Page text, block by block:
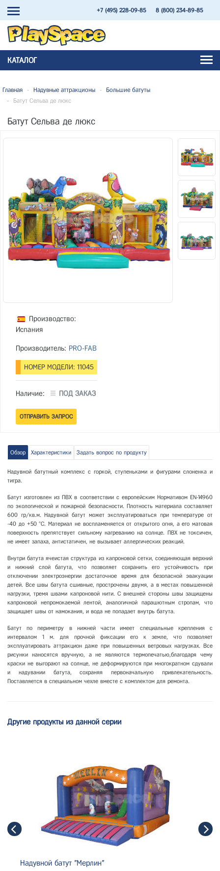
+7 (495) 228-09-85 8 (800) 234-89-85
КАТАЛОГ
Главная - Надувные аттракционы -
Большие батуты
-
Батут Сельва де люкс
Батут Сельва де люкс
Производство:
Испания
Производитель: PRO-FAB
НОМЕР МОДЕЛИ: 11045
Наличие: ПОД ЗАКАЗ
Обзор Характеристики Задать вопрос по продукту
Надувной батутный комплекс с горкой, ступеньками и фигурами слоненка и
тигра.
Батут изготовлен из ПВХ в соответствии с европейским Нормативом ЕN-14960
по экологической и пожарной безопасности. Плотность материала составляет
600 гр/кв.м. Надувной батут может эксплуатироваться при температуре от
-40 до +50 °С. Материал не воспламеняется от открытого огня, а его матовая
поверхность препятствует сильному нагреванию на солнце. ПВХ не токсичен,
не имеет запаха, антистатичен, не вызывает аллергических реакций.
Внутри батута ячеистая структура из капроновой сетки, соединяющая верхний
и нижний слой батута, что позволяет сохранить его устойчивость при
отключении электроэнергии достаточное время для безопасной эвакуации
детей. Все швы батута сшивные, прострочены двумя, а в местах повышенной
нагрузки, тремя швами капроновой нити. С внешней стороны швы защищены
капроновой непромокаемой лентой, аналогичной парашютным стропам, что
защищает швы от намокания, и вода не попадает внутрь батута.
Батут по периметру в нижней части имеет специальные крепления с
интервалом 1 м. для прочной фиксации его к земле, что позволяет
эксплуатировать аттракцион даже при повышенных ветровых нагрузках. Все
рисунки наносятся вручную, а не являются термопечатью,благодаря чему
краски не выгорают на солнце, не деформируются при многократном сдували
и надувании батута, сохраняя первоначальную привлекательность.
Поставляется в специальном чехле вместе с комплектом для ремонта.
Другие продукты из данной серии
Надувной батут "Мерлин"